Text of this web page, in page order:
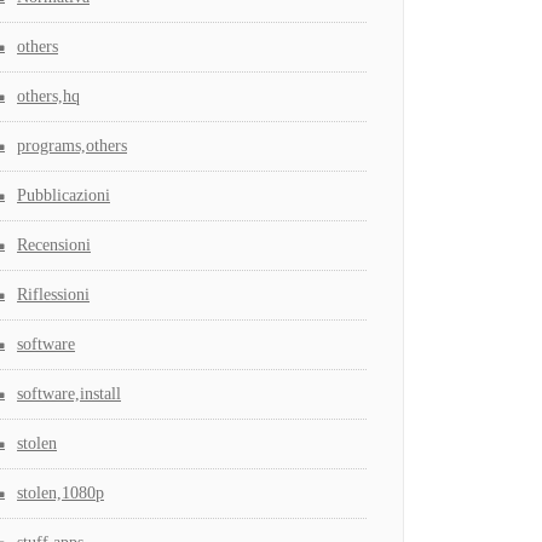
others
others,hq
programs,others
Pubblicazioni
Recensioni
Riflessioni
software
software,install
stolen
stolen,1080p